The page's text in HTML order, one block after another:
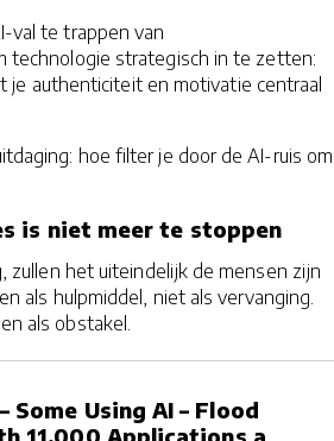
val te trappen van
technologie strategisch in te zetten:
je authenticiteit en motivatie centraal
hoe filter je door de AI-ruis om
is niet meer te stoppen
zullen het uiteindelijk de mensen zijn
als hulpmiddel, niet als vervanging.
als obstakel.
Some Using AI – Flood